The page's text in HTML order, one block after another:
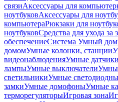
связиАксессуары для
ноутбуковАксессуары для
компьютераРюкзаки для
ноутбуковСредства для ухода за
обеспечениеСистема Умный дом
домомУмные колонки, станции
видеонаблюденияУмные
лампыУмные выключатели
светильникиУмные
замкиУмные домофоныУмные
терморегуляторыИгровая зона